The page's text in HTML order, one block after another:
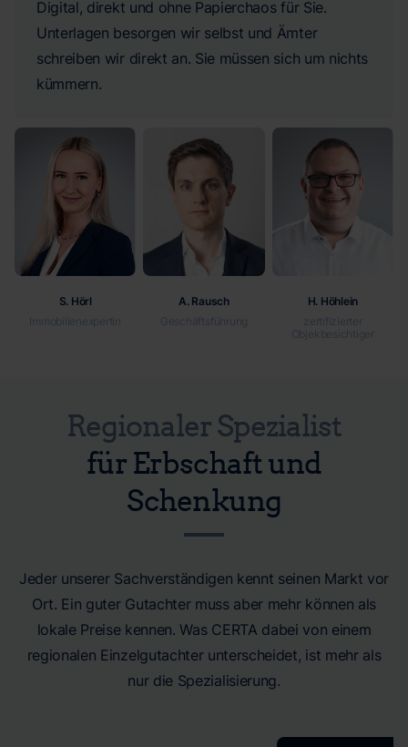
Digital, direkt und ohne Papierchaos für Sie.
Unterlagen besorgen wir selbst und Ämter
schreiben wir direkt an. Sie müssen sich um nichts
kümmern.
S. Hörl
Immobilien­expertin
A. Rausch
Geschäftsführung
H. Höhlein
zertifizierter
Objekbesichtiger
Regionaler Spezialist
für Erbschaft und
Schenkung
Jeder unserer Sachverständigen kennt seinen Markt vor
Ort. Ein guter Gutachter muss aber mehr können als
lokale Preise kennen. Was CERTA dabei von einem
regionalen Einzelgutachter unterscheidet, ist mehr als
nur die Spezialisierung.